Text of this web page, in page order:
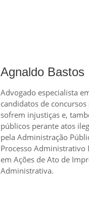
Agnaldo Bastos
Advogado especialista
candidatos de
sofrem injustiças e,
públicos perante atos
pela Administração
Processo Administrativo
em Ações de Ato de
Administrativa.